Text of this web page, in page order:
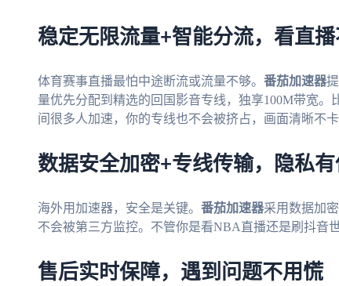
稳定无限流量+智能分流，看直
体育赛事直播最怕中途断流或流量不够。 番茄加速器
量优先分配到精选的回国影音专线，独享100M带宽
间很多人加速，你的专线也不会被挤占，画面清晰不
数据安全加密+专线传输，隐私
海外用加速器，安全是关键。 番茄加速器采用数据加
不会被第三方监控。不管你是看NBA直播还是刷抖音
售后实时保障，遇到问题不用慌